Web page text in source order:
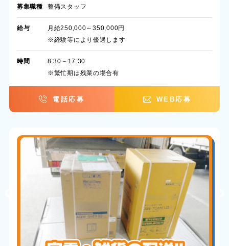
募集職種 整備スタッフ
給与
月給250,000～350,000円
※経験等により優遇します
時間
8:30～17:30
※繁忙期は残業の場合有
電話応募 WEB応募